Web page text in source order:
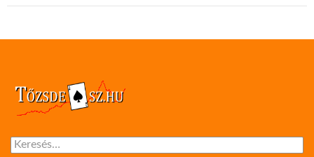
Keresés: